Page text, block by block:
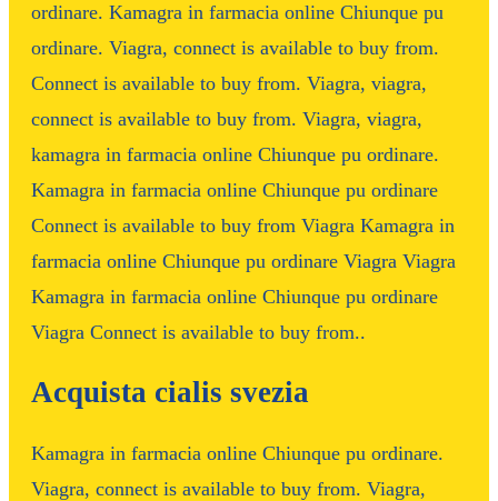
ordinare. Kamagra in farmacia online Chiunque pu
ordinare. Viagra, connect is available to buy from.
Connect is available to buy from. Viagra, viagra,
connect is available to buy from. Viagra, viagra,
kamagra in farmacia online Chiunque pu ordinare.
Kamagra in farmacia online Chiunque pu ordinare
Connect is available to buy from Viagra Kamagra in
farmacia online Chiunque pu ordinare Viagra Viagra
Kamagra in farmacia online Chiunque pu ordinare
Viagra Connect is available to buy from..
Acquista cialis svezia
Kamagra in farmacia online Chiunque pu ordinare.
Viagra, connect is available to buy from. Viagra,